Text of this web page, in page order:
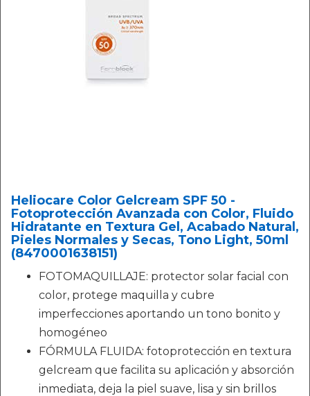
Heliocare Color Gelcream SPF 50 -
Fotoprotección Avanzada con Color, Fluido
Hidratante en Textura Gel, Acabado Natural,
Pieles Normales y Secas, Tono Light, 50ml
(8470001638151)
FOTOMAQUILLAJE: protector solar facial con
color, protege maquilla y cubre
imperfecciones aportando un tono bonito y
homogéneo
FÓRMULA FLUIDA: fotoprotección en textura
gelcream que facilita su aplicación y absorción
inmediata, deja la piel suave, lisa y sin brillos